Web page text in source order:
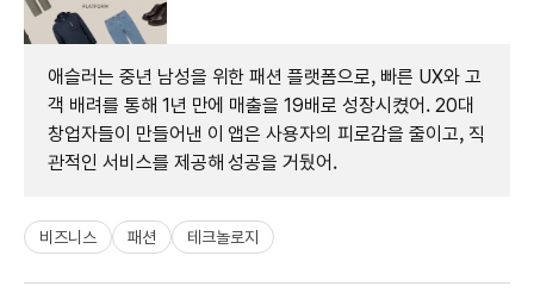
애슬러는 중년 남성을 위한 패션 플랫폼으로, 빠른 UX와 고
객 배려를 통해 1년 만에 매출을 19배로 성장시켰어. 20대
창업자들이 만들어낸 이 앱은 사용자의 피로감을 줄이고, 직
관적인 서비스를 제공해 성공을 거뒀어.
비즈니스 패션 테크놀로지